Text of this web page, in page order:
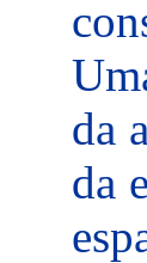
da
da